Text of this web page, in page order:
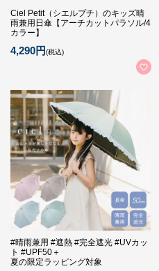
Ciel Petit（シエルプチ）のキッズ晴
雨兼用日傘【アーチカットパラソル/4
カラー】
4,290円(税込)
#晴雨兼用 #遮熱 #完全遮光 #UVカッ
ト #UPF50＋
夏の限定ラッピング対象